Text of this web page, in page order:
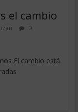
el cambio
0
El cambio está